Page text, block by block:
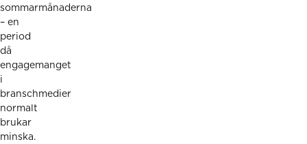
sommarmånaderna
– en
period
då
engagemanget
i
branschmedier
normalt
brukar
minska.